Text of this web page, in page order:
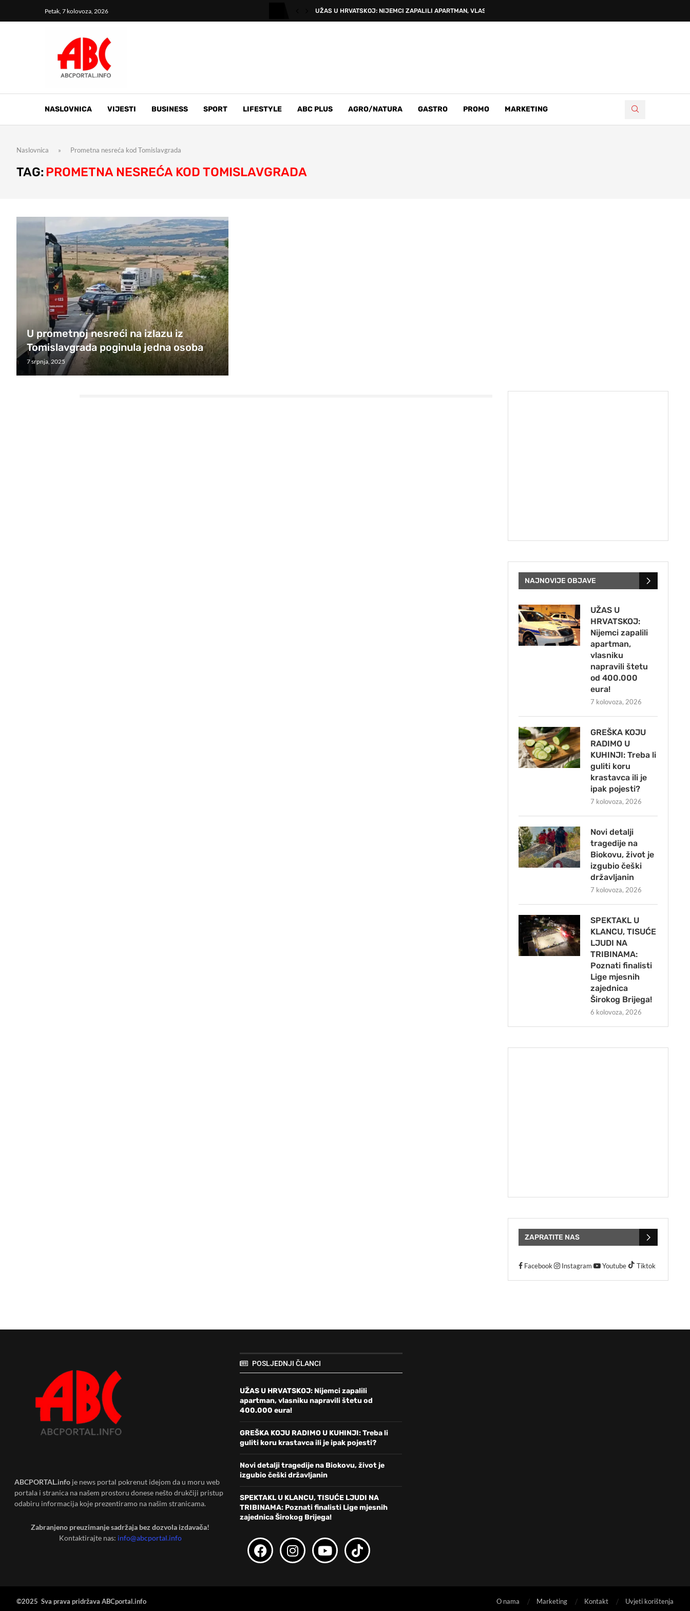
Petak, 7 kolovoza, 2026 UŽAS U HRVATSKOJ: NIJEMCI ZAPALILI APARTMAN, VLASNIKU NAPRAVILI...
NASLOVNICA VIJESTI BUSINESS SPORT LIFESTYLE ABC PLUS AGRO/NATURA GASTRO PROMO MARKETING
Naslovnica » Prometna nesreća kod Tomislavgrada
TAG: PROMETNA NESREĆA KOD TOMISLAVGRADA
U prometnoj nesreći na izlazu iz
Tomislavgrada poginula jedna osoba
7 srpnja, 2025
NAJNOVIJE OBJAVE
UŽAS U
HRVATSKOJ:
Nijemci zapalili
apartman,
vlasniku
napravili štetu
od 400.000
eura!
7 kolovoza, 2026
GREŠKA KOJU
RADIMO U
KUHINJI: Treba li
guliti koru
krastavca ili je
ipak pojesti?
7 kolovoza, 2026
Novi detalji
tragedije na
Biokovu, život je
izgubio češki
državljanin
7 kolovoza, 2026
SPEKTAKL U
KLANCU, TISUĆE
LJUDI NA
TRIBINAMA:
Poznati finalisti
Lige mjesnih
zajednica
Širokog Brijega!
6 kolovoza, 2026
ZAPRATITE NAS
Facebook Instagram Youtube Tiktok
ABCPORTAL.info je news portal pokrenut idejom da u moru web
portala i stranica na našem prostoru donese nešto drukčiji pristup
odabiru informacija koje prezentiramo na našim stranicama.
Zabranjeno preuzimanje sadržaja bez dozvola izdavača!
Kontaktirajte nas: info@abcportal.info
POSLJEDNJI ČLANCI
UŽAS U HRVATSKOJ: Nijemci zapalili
apartman, vlasniku napravili štetu od
400.000 eura!
GREŠKA KOJU RADIMO U KUHINJI: Treba li
guliti koru krastavca ili je ipak pojesti?
Novi detalji tragedije na Biokovu, život je
izgubio češki državljanin
SPEKTAKL U KLANCU, TISUĆE LJUDI NA
TRIBINAMA: Poznati finalisti Lige mjesnih
zajednica Širokog Brijega!
©2025 Sva prava pridržava ABCportal.info O nama Marketing Kontakt Uvjeti korištenja